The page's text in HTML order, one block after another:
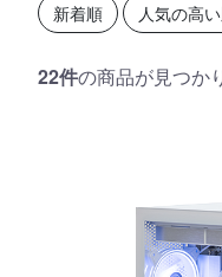
新着順
人気の高
22件の商品が見つか